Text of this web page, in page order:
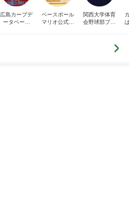
広島カープデ
ータベース
ベースボール
マリオ公式ブ
関西大学体育
会野球部ブロ